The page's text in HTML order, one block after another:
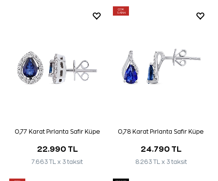
0,77 Karat Pırlanta Safir Küpe
22.990 TL
7.663 TL x 3 taksit
ÇOK
SATAN
0,78 Karat Pırlanta Safir Küpe
24.790 TL
8.263 TL x 3 taksit